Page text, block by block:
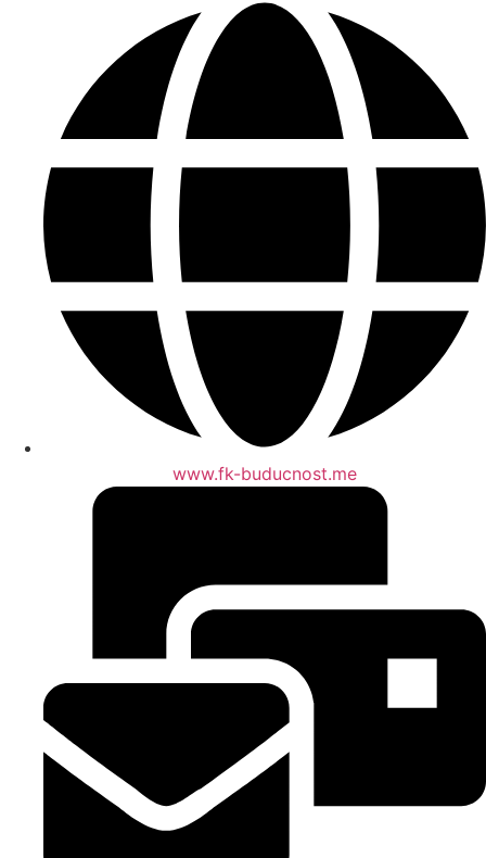
www.fk-buducnost.me